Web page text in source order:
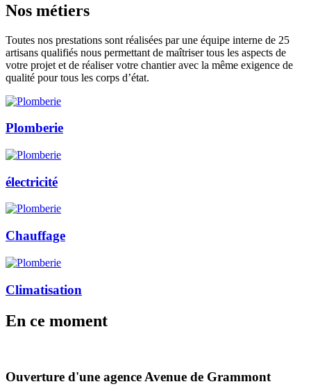
Nos métiers
Toutes nos prestations sont réalisées par une équipe interne de 25
artisans qualifiés nous permettant de maîtriser tous les aspects de
votre projet et de réaliser votre chantier avec la même exigence de
qualité pour tous les corps d’état.
Plomberie
électricité
Chauffage
Climatisation
En ce moment
Ouverture d'une agence Avenue de Grammont